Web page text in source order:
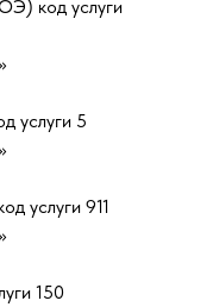
код услуги
услуги 5
услуги 911
150